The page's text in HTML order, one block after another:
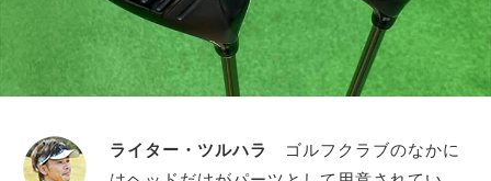
ライター・ツルハラ
ゴルフクラブのなかに